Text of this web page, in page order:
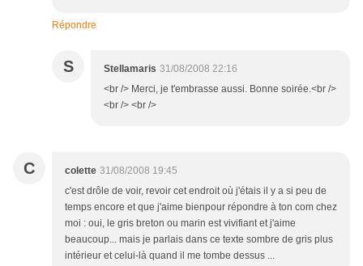
Répondre
S Stellamaris 31/08/2008 22:16
<br /> Merci, je t'embrasse aussi. Bonne soirée.<br />
<br /> <br />
C colette 31/08/2008 19:45
c'est drôle de voir, revoir cet endroit où j'étais il y a si peu de
temps encore et que j'aime bienpour répondre à ton com chez
moi : oui, le gris breton ou marin est vivifiant et j'aime
beaucoup... mais je parlais dans ce texte sombre de gris plus
intérieur et celui-là quand il me tombe dessus ...